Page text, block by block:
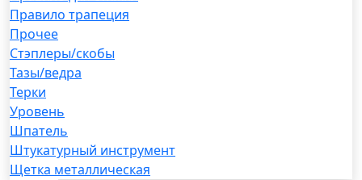
Правило трапеция
Прочее
Стэплеры/скобы
Тазы/ведра
Терки
Уровень
Шпатель
Штукатурный инструмент
Щетка металлическая